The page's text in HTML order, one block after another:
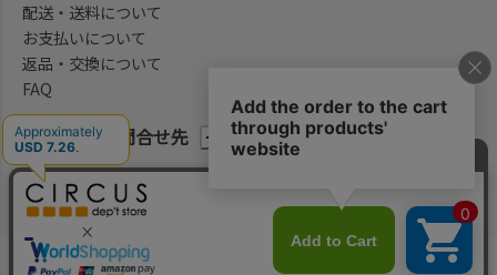
会社概要/お問合せ先
配送・送料について
お支払いについて
返品・交換について
FAQ
法律に基づく表示 プライバシーポリシー
©2004-2026 子供服・キッズ服の通販Circus All Rights reserved.